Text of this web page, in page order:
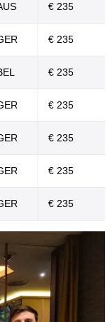
€ 235
€ 235
€ 235
€ 235
€ 235
€ 235
€ 235